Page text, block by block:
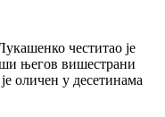
честитао је
његов вишестрани
оличен у десетинама